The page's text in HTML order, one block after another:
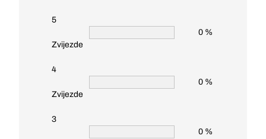
5
Zvijezde
0 %
4
Zvijezde
0 %
3
0 %